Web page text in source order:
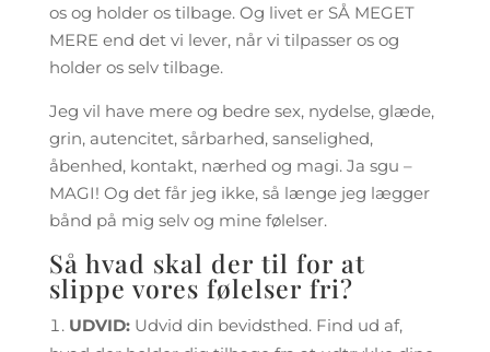
os og holder os tilbage. Og livet er SÅ MEGET
MERE end det vi lever, når vi tilpasser os og
holder os selv tilbage.
Jeg vil have mere og bedre sex, nydelse, glæde,
grin, autencitet, sårbarhed, sanselighed,
åbenhed, kontakt, nærhed og magi. Ja sgu –
MAGI! Og det får jeg ikke, så længe jeg lægger
bånd på mig selv og mine følelser.
Så hvad skal der til for at
slippe vores følelser fri?
UDVID:Udvid din bevidsthed. Find ud af,